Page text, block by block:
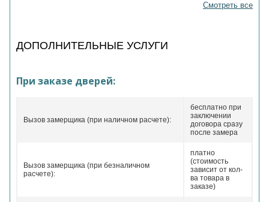
Смотреть все
ДОПОЛНИТЕЛЬНЫЕ УСЛУГИ
При заказе дверей:
Вызов замерщика (при наличном расчете):
бесплатно при
заключении
договора сразу
после замера
Вызов замерщика (при безналичном
расчете):
платно
(стоимость
зависит от кол-
ва товара в
заказе)